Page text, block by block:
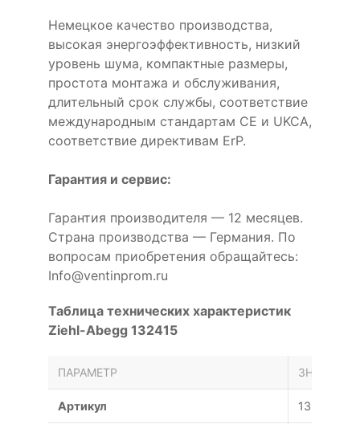
Немецкое качество производства,
высокая энергоэффективность, низкий
уровень шума, компактные размеры,
простота монтажа и обслуживания,
длительный срок службы, соответствие
международным стандартам CE и UKCA,
соответствие директивам ErP.
Гарантия и сервис:
Гарантия производителя — 12 месяцев.
Страна производства — Германия. По
вопросам приобретения обращайтесь:
Info@ventinprom.ru
Таблица технических характеристик
Ziehl-Abegg 132415
ПАРАМЕТР ЗНАЧЕНИЕ
Артикул 132415